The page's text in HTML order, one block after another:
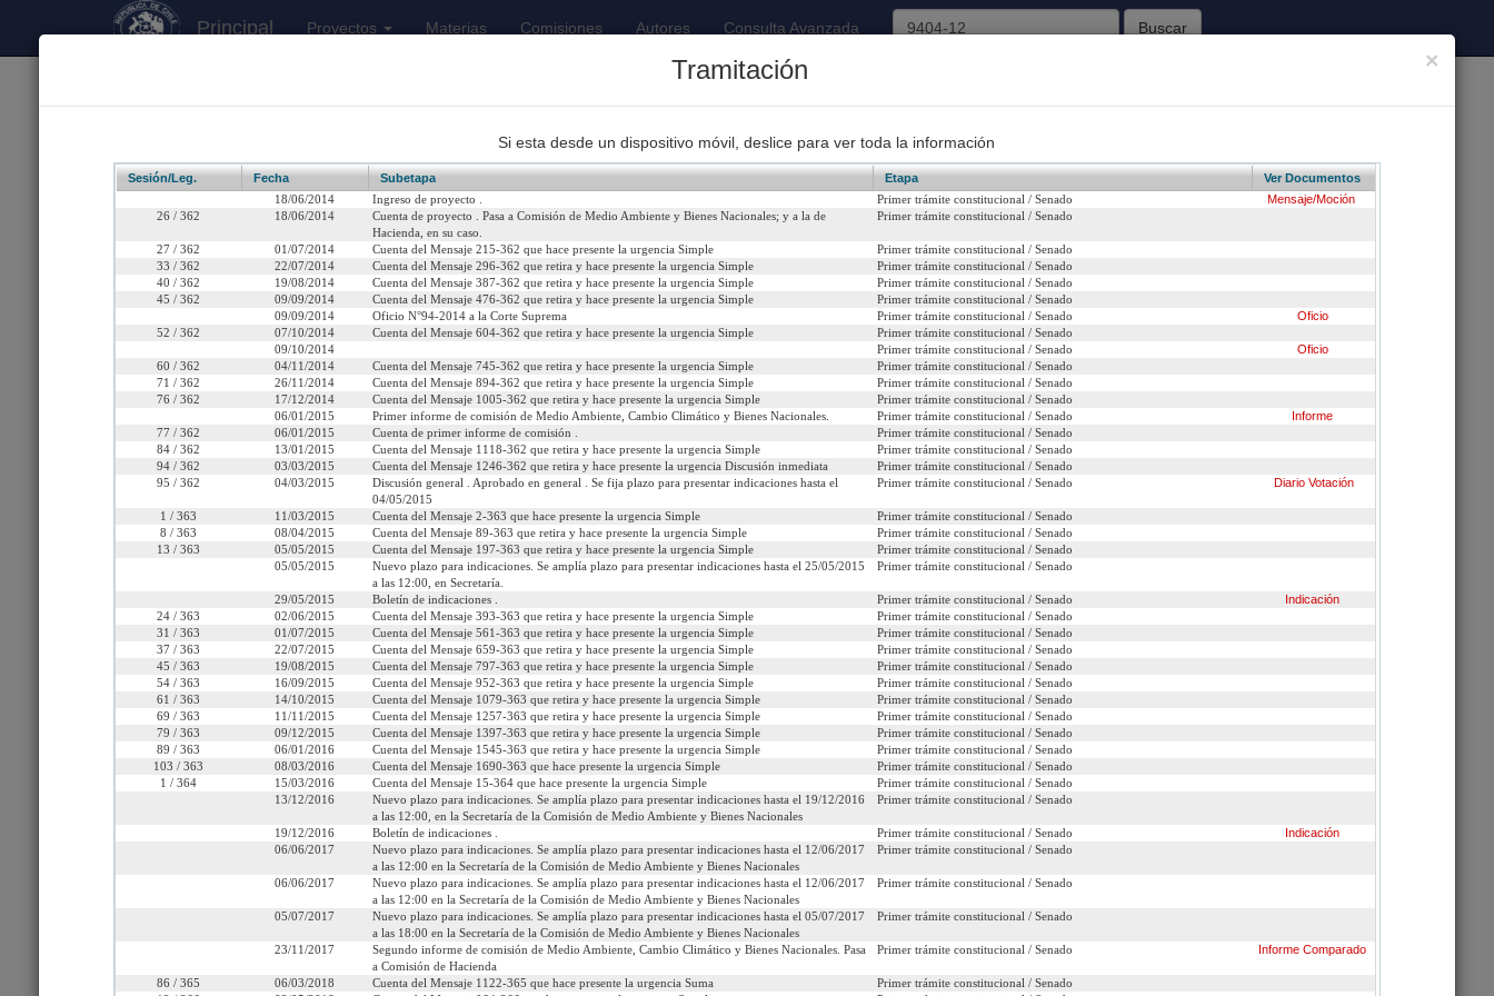
Principal Proyectos Materias Comisiones Autores Consulta Avanzada Buscar
Proyectos Iniciados 2026 170 Proyectos de Ley Despachados 93 Sesiones Celebradas 62
Boletín 9404-12
Título: Crea el Servicio de Biodiversidad y Áreas Protegidas y el Sistema Nacional de Áreas Protegidas.
Fecha de Ingreso: Miércoles 18 de Junio, 2014 Urgencia Actual: Sin urgencia
Cámara de Origen: Senado Iniciativa: Mensaje
Tipo de Proyecto: Proyecto de ley Refundido:
Etapa: Tramitación terminada
Ley N° 21.600 (Diario Oficial del 06/09/2023)
Link para compartir: http://www.senado.cl/appsenado/templates/tramitacion/index.php?boletin_ini=9404-12
Seleccione la información que desea ver:
Tramitación Informes Oficios Indicaciones Comparados Urgencias Ministerios Materias Presentaciones ante Comisión
×
Tramitación
Si esta desde un dispositivo móvil, deslice para ver toda la información
Sesión/Leg. Fecha Subetapa Etapa
Ver Documentos
18/06/2014
Ingreso de proyecto . Primer trámite constitucional / Senado
Mensaje/Moción
26 / 362
18/06/2014
Cuenta de proyecto . Pasa a Comisión de Medio Ambiente y Bienes Nacionales; y a la de
Hacienda, en su caso.
Primer trámite constitucional / Senado
27 / 362 01/07/2014 Cuenta del Mensaje 215-362 que hace presente la urgencia Simple
Primer trámite constitucional / Senado
33 / 362
22/07/2014 Cuenta del Mensaje 296-362 que retira y hace presente la urgencia Simple
Primer trámite constitucional / Senado
40 / 362
19/08/2014 Cuenta del Mensaje 387-362 que retira y hace presente la urgencia Simple
Primer trámite constitucional / Senado
45 / 362
09/09/2014 Cuenta del Mensaje 476-362 que retira y hace presente la urgencia Simple
Primer trámite constitucional / Senado
09/09/2014
Oficio N°94-2014 a la Corte Suprema Primer trámite constitucional / Senado
Oficio
52 / 362
07/10/2014 Cuenta del Mensaje 604-362 que retira y hace presente la urgencia Simple
Primer trámite constitucional / Senado
09/10/2014
Primer trámite constitucional / Senado
Oficio
60 / 362
04/11/2014 Cuenta del Mensaje 745-362 que retira y hace presente la urgencia Simple
Primer trámite constitucional / Senado
71 / 362
26/11/2014 Cuenta del Mensaje 894-362 que retira y hace presente la urgencia Simple
Primer trámite constitucional / Senado
76 / 362
17/12/2014 Cuenta del Mensaje 1005-362 que retira y hace presente la urgencia Simple
Primer trámite constitucional / Senado
06/01/2015
Primer informe de comisión de Medio Ambiente, Cambio Climático y Bienes Nacionales. Primer trámite constitucional / Senado
Informe
77 / 362
06/01/2015 Cuenta de primer informe de comisión .
Primer trámite constitucional / Senado
84 / 362
13/01/2015 Cuenta del Mensaje 1118-362 que retira y hace presente la urgencia Simple
Primer trámite constitucional / Senado
94 / 362
03/03/2015 Cuenta del Mensaje 1246-362 que retira y hace presente la urgencia Discusión inmediata
Primer trámite constitucional / Senado
95 / 362
04/03/2015
Discusión general . Aprobado en general . Se fija plazo para presentar indicaciones hasta el
04/05/2015
Primer trámite constitucional / Senado Diario Votación
1 / 363 11/03/2015 Cuenta del Mensaje 2-363 que hace presente la urgencia Simple
Primer trámite constitucional / Senado
8 / 363
08/04/2015 Cuenta del Mensaje 89-363 que retira y hace presente la urgencia Simple
Primer trámite constitucional / Senado
13 / 363
05/05/2015 Cuenta del Mensaje 197-363 que retira y hace presente la urgencia Simple
Primer trámite constitucional / Senado
05/05/2015
Nuevo plazo para indicaciones. Se amplía plazo para presentar indicaciones hasta el 25/05/2015
a las 12:00, en Secretaría.
Primer trámite constitucional / Senado
29/05/2015 Boletín de indicaciones . Primer trámite constitucional / Senado
Indicación
24 / 363
02/06/2015 Cuenta del Mensaje 393-363 que retira y hace presente la urgencia Simple
Primer trámite constitucional / Senado
31 / 363
01/07/2015 Cuenta del Mensaje 561-363 que retira y hace presente la urgencia Simple
Primer trámite constitucional / Senado
37 / 363
22/07/2015 Cuenta del Mensaje 659-363 que retira y hace presente la urgencia Simple
Primer trámite constitucional / Senado
45 / 363
19/08/2015 Cuenta del Mensaje 797-363 que retira y hace presente la urgencia Simple
Primer trámite constitucional / Senado
54 / 363
16/09/2015 Cuenta del Mensaje 952-363 que retira y hace presente la urgencia Simple
Primer trámite constitucional / Senado
61 / 363
14/10/2015 Cuenta del Mensaje 1079-363 que retira y hace presente la urgencia Simple
Primer trámite constitucional / Senado
69 / 363
11/11/2015 Cuenta del Mensaje 1257-363 que retira y hace presente la urgencia Simple
Primer trámite constitucional / Senado
79 / 363
09/12/2015 Cuenta del Mensaje 1397-363 que retira y hace presente la urgencia Simple
Primer trámite constitucional / Senado
89 / 363
06/01/2016 Cuenta del Mensaje 1545-363 que retira y hace presente la urgencia Simple
Primer trámite constitucional / Senado
103 / 363
08/03/2016 Cuenta del Mensaje 1690-363 que hace presente la urgencia Simple
Primer trámite constitucional / Senado
1 / 364
15/03/2016 Cuenta del Mensaje 15-364 que hace presente la urgencia Simple
Primer trámite constitucional / Senado
13/12/2016
Nuevo plazo para indicaciones. Se amplía plazo para presentar indicaciones hasta el 19/12/2016
a las 12:00, en la Secretaría de la Comisión de Medio Ambiente y Bienes Nacionales
Primer trámite constitucional / Senado
19/12/2016 Boletín de indicaciones . Primer trámite constitucional / Senado
Indicación
06/06/2017
Nuevo plazo para indicaciones. Se amplía plazo para presentar indicaciones hasta el 12/06/2017
a las 12:00 en la Secretaría de la Comisión de Medio Ambiente y Bienes Nacionales
Primer trámite constitucional / Senado
06/06/2017
Nuevo plazo para indicaciones. Se amplía plazo para presentar indicaciones hasta el 12/06/2017
a las 12:00 en la Secretaría de la Comisión de Medio Ambiente y Bienes Nacionales
Primer trámite constitucional / Senado
05/07/2017
Nuevo plazo para indicaciones. Se amplía plazo para presentar indicaciones hasta el 05/07/2017
a las 18:00 en la Secretaría de la Comisión de Medio Ambiente y Bienes Nacionales
Primer trámite constitucional / Senado
23/11/2017
Segundo informe de comisión de Medio Ambiente, Cambio Climático y Bienes Nacionales. Pasa
a Comisión de Hacienda
Primer trámite constitucional / Senado Informe Comparado
86 / 365 06/03/2018 Cuenta del Mensaje 1122-365 que hace presente la urgencia Suma
Primer trámite constitucional / Senado